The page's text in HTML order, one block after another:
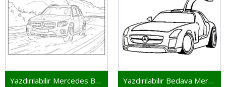
Yazdırılabilir Mercedes Bedava Yazdırılabilir Bedava Mercedes